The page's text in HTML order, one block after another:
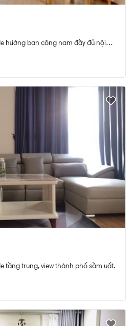
hướng ban công nam đầy đủ nội
tầng trung, view thành phố sầm uất.